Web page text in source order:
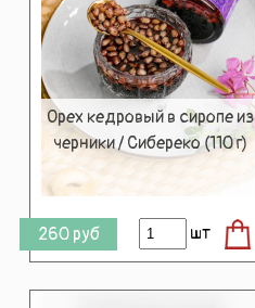
Орех кедровый в сиропе из
черники / Сибереко (110 г)
260 руб шт